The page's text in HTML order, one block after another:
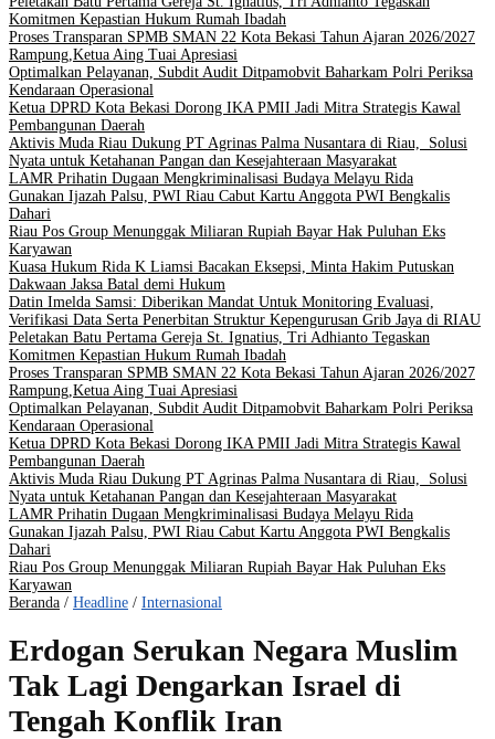
Komitmen Kepastian Hukum Rumah Ibadah
Proses Transparan SPMB SMAN 22 Kota Bekasi Tahun Ajaran 2026/2027
Rampung,Ketua Aing Tuai Apresiasi
Optimalkan Pelayanan, Subdit Audit Ditpamobvit Baharkam Polri Periksa
Kendaraan Operasional
Ketua DPRD Kota Bekasi Dorong IKA PMII Jadi Mitra Strategis Kawal
Pembangunan Daerah
Aktivis Muda Riau Dukung PT Agrinas Palma Nusantara di Riau, Solusi
Nyata untuk Ketahanan Pangan dan Kesejahteraan Masyarakat
LAMR Prihatin Dugaan Mengkriminalisasi Budaya Melayu Rida
Gunakan Ijazah Palsu, PWI Riau Cabut Kartu Anggota PWI Bengkalis
Dahari
Riau Pos Group Menunggak Miliaran Rupiah Bayar Hak Puluhan Eks
Karyawan
Kuasa Hukum Rida K Liamsi Bacakan Eksepsi, Minta Hakim Putuskan
Dakwaan Jaksa Batal demi Hukum
Datin Imelda Samsi: Diberikan Mandat Untuk Monitoring Evaluasi,
Verifikasi Data Serta Penerbitan Struktur Kepengurusan Grib Jaya di RIAU
Peletakan Batu Pertama Gereja St. Ignatius, Tri Adhianto Tegaskan
Komitmen Kepastian Hukum Rumah Ibadah
Proses Transparan SPMB SMAN 22 Kota Bekasi Tahun Ajaran 2026/2027
Rampung,Ketua Aing Tuai Apresiasi
Optimalkan Pelayanan, Subdit Audit Ditpamobvit Baharkam Polri Periksa
Kendaraan Operasional
Ketua DPRD Kota Bekasi Dorong IKA PMII Jadi Mitra Strategis Kawal
Pembangunan Daerah
Aktivis Muda Riau Dukung PT Agrinas Palma Nusantara di Riau, Solusi
Nyata untuk Ketahanan Pangan dan Kesejahteraan Masyarakat
LAMR Prihatin Dugaan Mengkriminalisasi Budaya Melayu Rida
Gunakan Ijazah Palsu, PWI Riau Cabut Kartu Anggota PWI Bengkalis
Dahari
Riau Pos Group Menunggak Miliaran Rupiah Bayar Hak Puluhan Eks
Karyawan
Beranda / Headline / Internasional
Erdogan Serukan Negara Muslim
Tak Lagi Dengarkan Israel di
Tengah Konflik Iran